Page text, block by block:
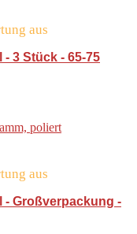
aus
3 Stück - 65-75
aus
- Großverpackung -